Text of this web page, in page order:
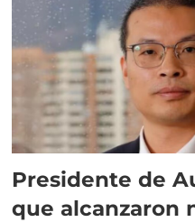
Presidente de
que alcanzaron